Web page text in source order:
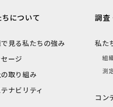
について
見る私たちの強み
ージ
取り組み
ナビリティ
調査
私た
組
測
コン